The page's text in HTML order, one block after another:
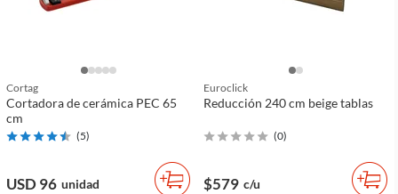
Cortag
Cortadora de cerámica PEC 65
cm
(5)
USD 96 unidad
Euroclick
Reducción 240 cm beige tablas
(0)
$579 c/u